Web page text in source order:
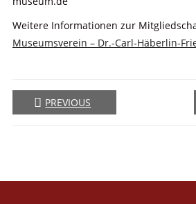
Weitere Informationen zur
Museumsverein – Dr.-Carl-Häberlin-
PREVIOUS